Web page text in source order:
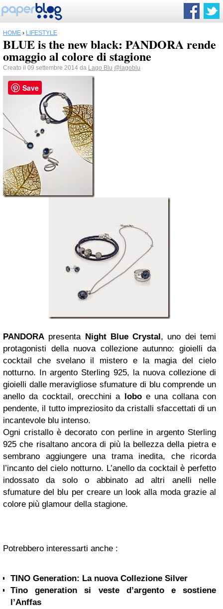
HOME › LIFESTYLE
BLUE is the new black: PANDORA rende
Creato il 09 settembre 2014 da Lago Blu @lagoblu
PANDORA presenta Night Blue Crystal, uno dei temi
protagonisti della nuova collezione autunno: gioielli da
cocktail che svelano il mistero e la magia del cielo
notturno. In argento Sterling 925, la nuova collezione di
gioielli dalle meravigliose sfumature di blu comprende un
anello da cocktail, orecchini a loboe una collana con
pendente, il tutto impreziosito da cristalli sfaccettati di un
incantevole blu intenso.
Ogni cristallo è decorato con perline in argento Sterling
925 che risaltano ancora di più la bellezza della pietra e
sembrano aggiungere una trama inedita, che ricorda
l’incanto del cielo notturno. L’anello da cocktail è perfetto
indossato da solo o abbinato ad altri anelli nelle
sfumature del blu per creare un look alla moda grazie al
colore più glamour della stagione.
Potrebbero interessarti anche :
TINO Generation: La nuova Collezione Silver
Tino generation si veste d’argento e sostiene
l’Anffas
Save